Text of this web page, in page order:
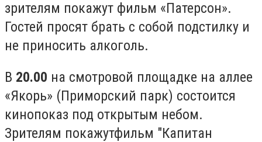
зрителям покажут фильм «Патерсон».
Гостей просят брать с собой подстилку и
не приносить алкоголь.
В 20.00 на смотровой площадке на аллее
«Якорь» (Приморский парк) состоится
кинопоказ под открытым небом.
Зрителям покажутфильм "Капитан